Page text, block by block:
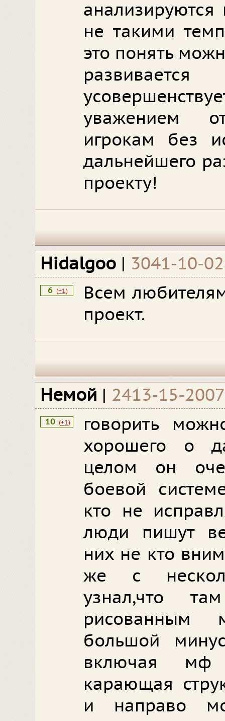
не такими
это понять
уважением
игрокам без
дальнейшего
проекту!
Hidalgoo | 3041-10-
6 (+1)
Всем
проект.
Немой | 2413-15-2007
10 (+1)
говорить
хорошего о
целом он
боевой
кто не
люди пишут
них не кто
же с
узнал,что
рисованным
большой
включая мф
карающая
и направо